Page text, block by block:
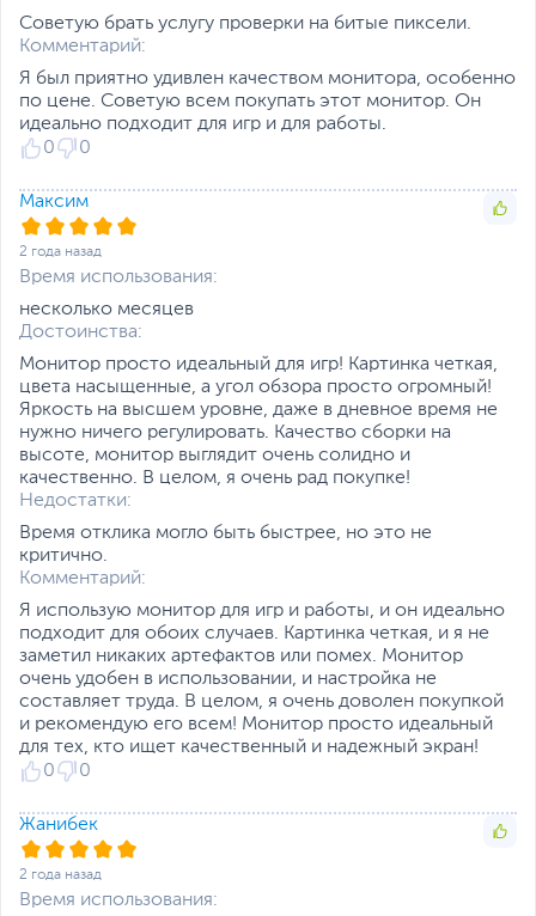
Технология адаптивной синхронизации
AMD FreeSync Premium при подключении
по интерфейсам DisplayPort и HDMI
помогае устранить разрывы изображения и
задержки, синхронизируя частоту кадров
на видеокарте и мониторе, а технология
минимизации смазывания, разработанная
специалистами ASUS и получившая
название Extreme Low Motion Blur (ELMB),
позволяет монитору выдавать более
четкое изображение при показе
динамичных сцен в компьютерных играх.
Размеры упаковки (Ш х В
Вес изделия 3.85 кг
Вес с упаковкой
Заводские данные
Срок гарантии (мес.)
Ссылка на сайт
производителя
пожалуйста, выделите текст с ошибкой и нажмите Ctrl+Enter.
Xарактеристики, комплект поставки и внешний вид данного товара
могут отличаться от указанных или могут быть изменены
производителем без отражения в каталоге интернет-магазина.
Советую брать услугу проверки на битые пиксели.
Комментарий:
Я был приятно удивлен качеством монитора, особенно
по цене. Советую всем покупать этот монитор. Он
идеально подходит для игр и для работы.
0
0
Максим
2 года назад
Время использования:
несколько месяцев
Достоинства:
Монитор просто идеальный для игр! Картинка четкая,
цвета насыщенные, а угол обзора просто огромный!
Яркость на высшем уровне, даже в дневное время не
нужно ничего регулировать. Качество сборки на
высоте, монитор выглядит очень солидно и
качественно. В целом, я очень рад покупке!
Недостатки:
Время отклика могло быть быстрее, но это не
критично.
Комментарий:
Я использую монитор для игр и работы, и он идеально
подходит для обоих случаев. Картинка четкая, и я не
заметил никаких артефактов или помех. Монитор
очень удобен в использовании, и настройка не
составляет труда. В целом, я очень доволен покупкой
и рекомендую его всем! Монитор просто идеальный
для тех, кто ищет качественный и надежный экран!
0
0
Жанибек
2 года назад
Время использования: